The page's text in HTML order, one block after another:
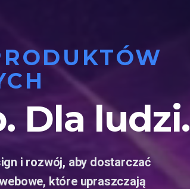
Dla ludzi.
i rozwój, aby dostarczać
które upraszczają